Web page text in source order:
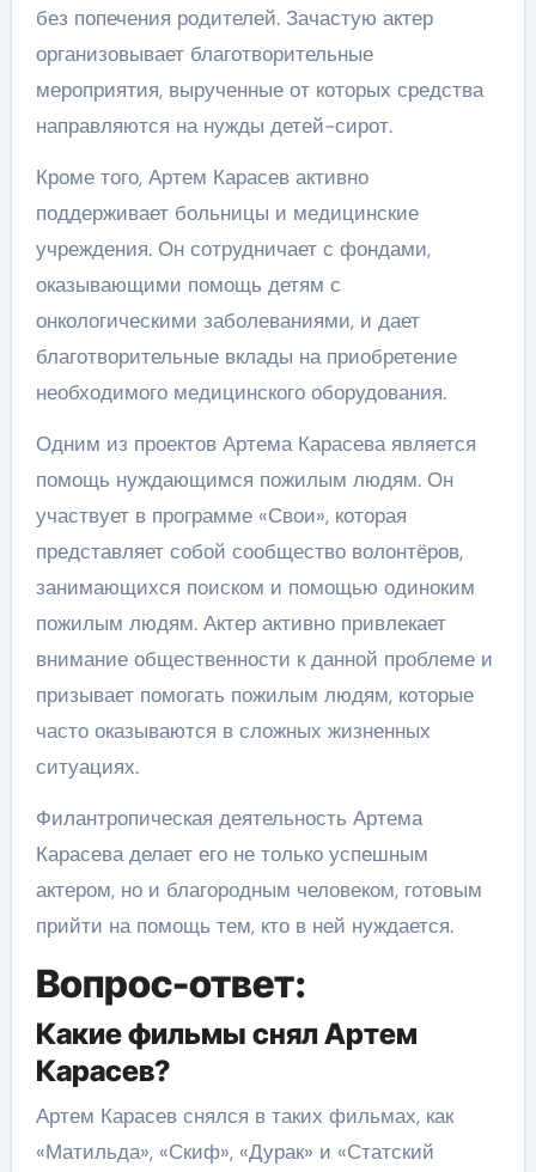
без попечения родителей. Зачастую актер
организовывает благотворительные
мероприятия, вырученные от которых средства
направляются на нужды детей-сирот.
Кроме того, Артем Карасев активно
поддерживает больницы и медицинские
учреждения. Он сотрудничает с фондами,
оказывающими помощь детям с
онкологическими заболеваниями, и дает
благотворительные вклады на приобретение
необходимого медицинского оборудования.
Одним из проектов Артема Карасева является
помощь нуждающимся пожилым людям. Он
участвует в программе «Свои», которая
представляет собой сообщество волонтёров,
занимающихся поиском и помощью одиноким
пожилым людям. Актер активно привлекает
внимание общественности к данной проблеме и
призывает помогать пожилым людям, которые
часто оказываются в сложных жизненных
ситуациях.
Филантропическая деятельность Артема
Карасева делает его не только успешным
актером, но и благородным человеком, готовым
прийти на помощь тем, кто в ней нуждается.
Вопрос-ответ:
Какие фильмы снял Артем
Карасев?
Артем Карасев снялся в таких фильмах, как
«Матильда», «Скиф», «Дурак» и «Статский